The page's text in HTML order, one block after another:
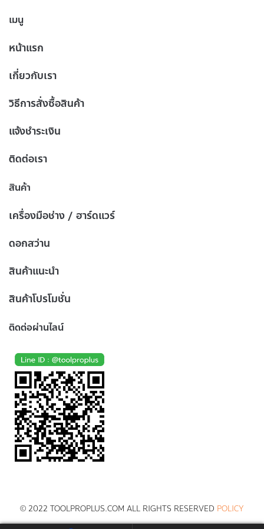
เมนู
หน้าแรก
เกี่ยวกับเรา
วิธีการสั่งซื้อสินค้า
แจ้งชำระเงิน
ติดต่อเรา
สินค้า
เครื่องมือช่าง / ฮาร์ดแวร์
ดอกสว่าน
สินค้าแนะนำ
สินค้าโปรโมชั่น
ติดต่อผ่านไลน์
© 2022 TOOLPROPLUS.COM ALL RIGHTS RESERVED POLICY